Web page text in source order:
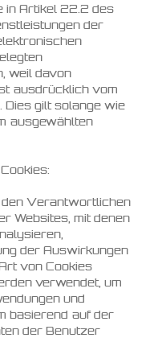
in Artikel 22.2 des
der
weil davon
ausdrücklich vom
gilt solange wie
ausgewählten
den Verantwortlichen
Websites, mit denen
der Auswirkungen
von Cookies
verwendet, um
und
basierend auf der
der Benutzer